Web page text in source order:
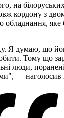
на
кордону з
обладнання, яке
Я думаю, що
Тому що
люди,
— наголосив